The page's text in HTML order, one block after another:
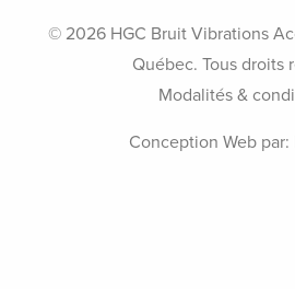
© 2026 HGC Bruit Vibrations
Québec. Tous droits
Modalités &
Conception Web par: